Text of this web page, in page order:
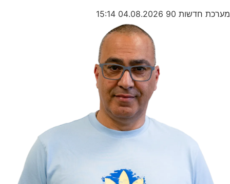
מערכת חדשות 90 04.08.2026
15:14